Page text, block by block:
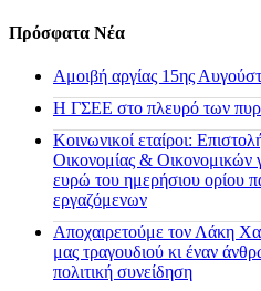
Πρόσφατα Νέα
Αμοιβή αργίας 15ης
H ΓΣΕΕ στο πλευρό των
Κοινωνικοί εταίροι:
Οικονομίας & Οικονομικών
ευρώ του ημερήσιου ορίου
εργαζόμενων
Αποχαιρετούμε τον Λάκη
μας τραγουδιού κι έναν
πολιτική συνείδηση